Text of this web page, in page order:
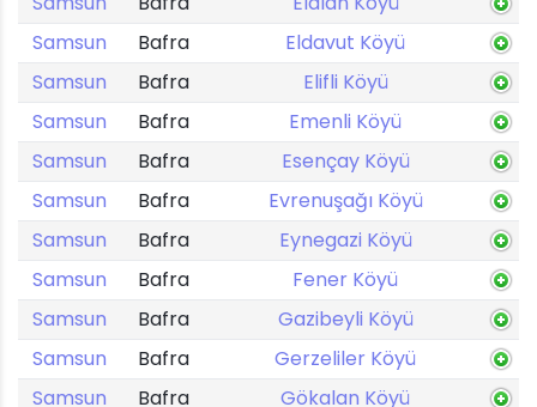
Samsun
Bafra
Eldavut Köyü
Samsun
Bafra
Elifli Köyü
Samsun
Bafra
Emenli Köyü
Samsun
Bafra
Esençay Köyü
Samsun
Bafra
Evrenuşağı Köyü
Samsun
Bafra
Eynegazi Köyü
Samsun
Bafra
Fener Köyü
Samsun
Bafra
Gazibeyli Köyü
Samsun
Bafra
Gerzeliler Köyü
Samsun
Bafra
Gökalan Köyü